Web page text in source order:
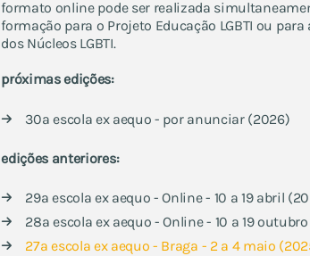
formato online pode ser realizada
formação para o Projeto Educação LGBTI ou para
dos Núcleos LGBTI.
próximas edições:​
30ª escola ex aequo - por anunciar (2026)
edições anteriores:
29ª escola ex aequo - Online - 10 a 19 abril
28ª escola ex aequo - Online - 10 a 19
27ª escola ex aequo - Braga - 2 a 4 maio